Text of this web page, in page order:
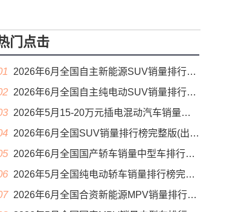
门点击
2026年6月全国自主新能源SUV销量排行榜完整版(零售量
2026年6月全国自主纯电动SUV销量排行榜完整版(零售量
2026年5月15-20万元插电混动汽车销量排行榜（零售量）
2026年6月全国SUV销量排行榜完整版(出口量
2026年6月全国国产轿车销量中型车排行榜完整版(零售量
2026年5月全国纯电动轿车销量排行榜完整版(批发量
2026年6月全国合资新能源MPV销量排行榜完整版(零售量